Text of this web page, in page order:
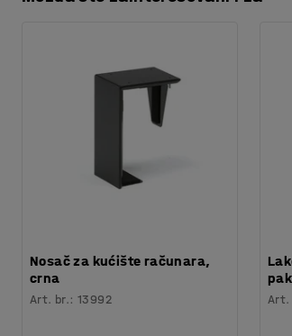
Preporučen broj osoba potrebnih za
Nosač za kućište računara,
crna
Art. br.:13992 Art.